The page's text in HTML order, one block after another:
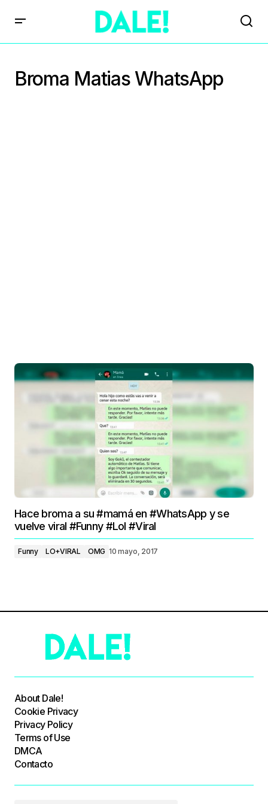
Broma Matias WhatsApp
Hace broma a su #mamá en #WhatsApp y se
vuelve viral #Funny #Lol #Viral
Funny LO+VIRAL OMG 10 mayo, 2017
About Dale!
Cookie Privacy
Privacy Policy
Terms of Use
DMCA
Contacto